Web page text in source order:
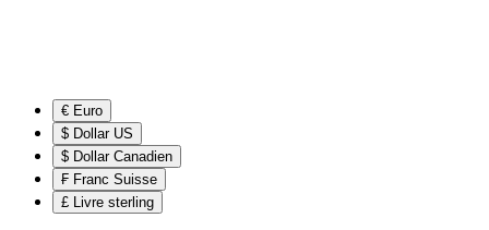
€ Euro
$ Dollar US
$ Dollar Canadien
₣ Franc Suisse
£ Livre sterling